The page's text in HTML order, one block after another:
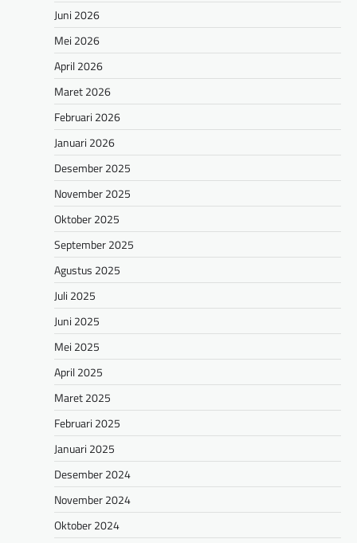
Juni 2026
Mei 2026
April 2026
Maret 2026
Februari 2026
Januari 2026
Desember 2025
November 2025
Oktober 2025
September 2025
Agustus 2025
Juli 2025
Juni 2025
Mei 2025
April 2025
Maret 2025
Februari 2025
Januari 2025
Desember 2024
November 2024
Oktober 2024